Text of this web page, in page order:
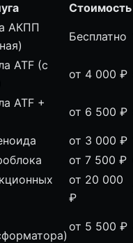
Стоимость
АКПП
Бесплатно
ATF (с
от 4 000 ₽
ATF +
от 6 500 ₽
от 3 000 ₽
от 7 500 ₽
от 20 000
₽
от 5 500 ₽